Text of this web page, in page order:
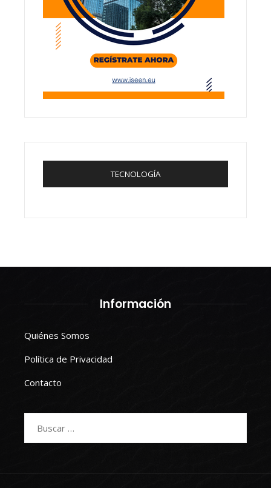
TECNOLOGÍA
Información
Quiénes Somos
Política de Privacidad
Contacto